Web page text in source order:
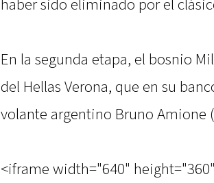
haber sido eliminado por el
En la segunda etapa, el bosnio
del Hellas Verona, que en su
volante argentino Bruno Amione
<iframe width="640" height="360"